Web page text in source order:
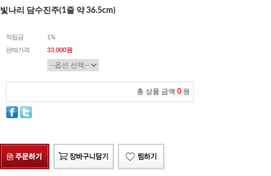
빛나리 담수진주(1줄 약 36.5cm)
적립금
1%
판매가격
33,000원
총 상품 금액 0 원